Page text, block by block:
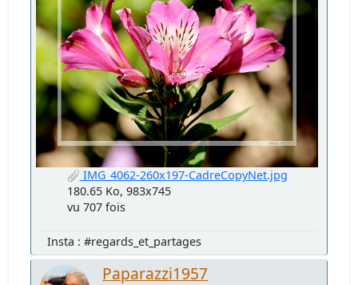
IMG_4062-260x197-CadreCopyNet.jpg
180.65 Ko, 983x745
vu 707 fois
Insta : #regards_et_partages
Paparazzi1957